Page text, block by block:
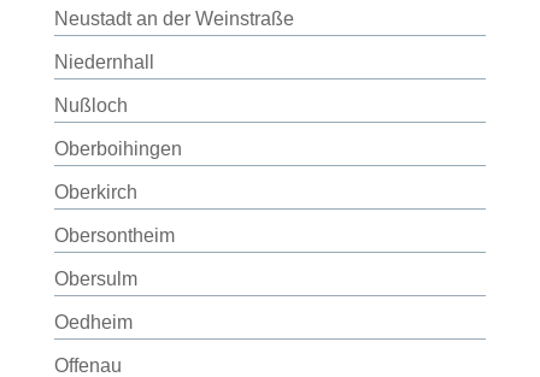
Neustadt an der Weinstraße
Niedernhall
Nußloch
Oberboihingen
Oberkirch
Obersontheim
Obersulm
Oedheim
Offenau